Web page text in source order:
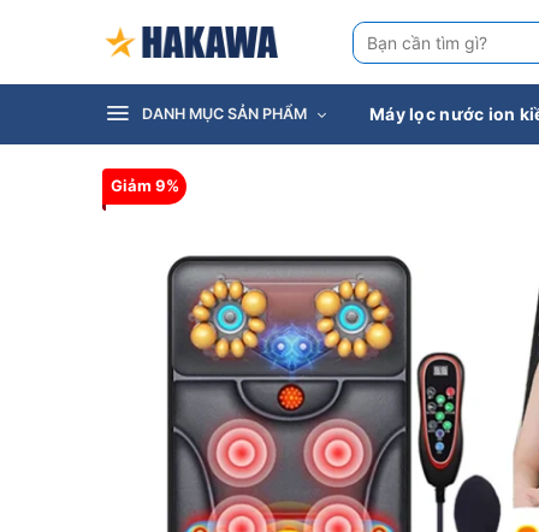
dung
Tìm
kiếm:
DANH MỤC SẢN PHẨM Máy lọc nước ion
Giảm 9%